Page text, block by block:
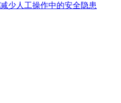
少人工操作中的安全隐患